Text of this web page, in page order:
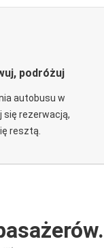
podróżuj
autobusu w
się rezerwacją,
resztą.